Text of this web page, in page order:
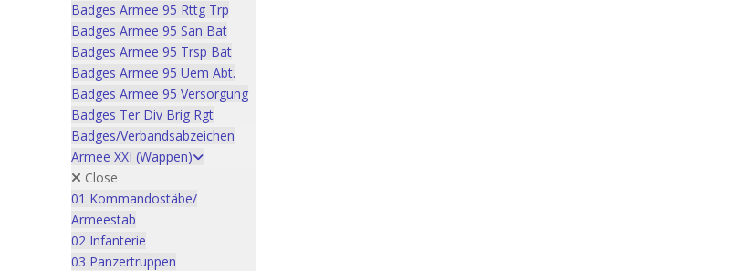
Badges Armee 95 Rttg Trp
Badges Armee 95 San Bat
Badges Armee 95 Trsp Bat
Badges Armee 95 Uem Abt.
Badges Armee 95 Versorgung
Badges Ter Div Brig Rgt
Badges/Verbandsabzeichen
Armee XXI (Wappen)
Close
01 Kommandostäbe/
Armeestab
02 Infanterie
03 Panzertruppen